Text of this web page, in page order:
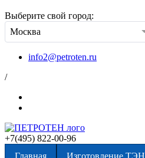
Выберите свой город:
Москва
info2@petroten.ru
/
+7(495) 822-00-96
Главная
Изготовление ТЭН